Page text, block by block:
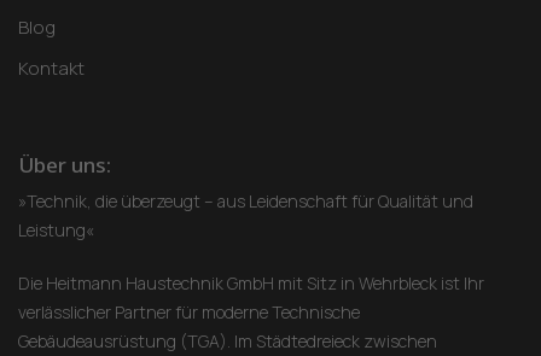
Blog
Kontakt
Über uns:
»Technik, die überzeugt – aus Leidenschaft für Qualität und
Leistung«
Die Heitmann Haustechnik GmbH mit Sitz in Wehrbleck ist Ihr
verlässlicher Partner für moderne Technische
Gebäudeausrüstung (TGA). Im Städtedreieck zwischen